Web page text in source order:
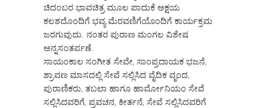
ಚಿದಂಬರ ಭಾವಚಿತ್ರ ಮೂಲ ಪಾದುಕೆ ಅಕ್ಷಯ
ಕಲಶದೊಂದಿಗೆ ಭವ್ಯ ಮೆರವಣಿಗೆಯೊಂದಿಗೆ ಕಾರ್ಯಕ್ರಮ
ಜರಗುವುದು. ನಂತರ ಪುರಾಣ ಮಂಗಲ ವಿಶೇಷ
ಅನ್ನಸಂತರ್ಪಣೆ.
ಸಾಯಂಕಾಲ ಸಂಗೀತ ಸೇವೇ, ಸಾಂಪ್ರದಾಯಕ ಭಜನೆ,
ಶ್ರಾವಣ ಮಾಸದಲ್ಲಿ ಸೇವೆ ಸಲ್ಲಿಸಿದ ವೈದಿಕ ವೃಂದ,
ಪುರಾಣಿಕರು, ತಬಲಾ ಹಾಗೂ ಹಾರ್ಮೋನಿಯಂ ಸೇವೆ
ಸಲ್ಲಿಸಿದವರಿಗೆ, ಪ್ರವಚನ, ಕೀರ್ತನೆ, ಸೇವೆ ಸಲ್ಲಿಸಿದವರಿಗೆ